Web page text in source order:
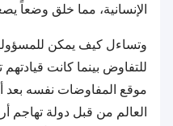
الإنسانية، مما خلق وضعاً
وتساءل كيف يمكن
للتفاوض بينما كانت
موقع المفاوضات نفسه بعد
العالم من قبل دولة تهاجم